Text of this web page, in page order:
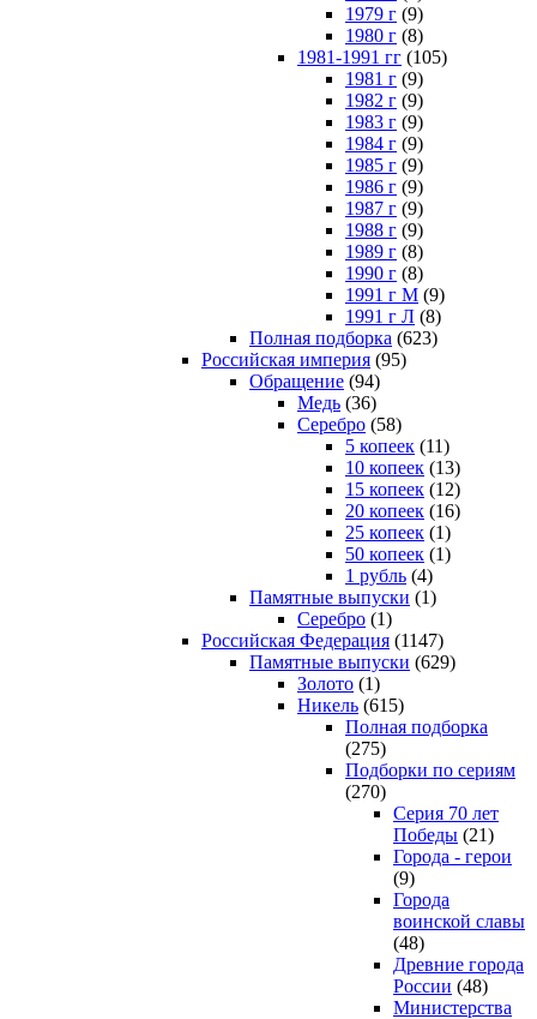
1979 г (9)
1980 г (8)
1981-1991 гг (105)
1981 г (9)
1982 г (9)
1983 г (9)
1984 г (9)
1985 г (9)
1986 г (9)
1987 г (9)
1988 г (9)
1989 г (8)
1990 г (8)
1991 г М (9)
1991 г Л (8)
Полная подборка (623)
Российская империя (95)
Обращение (94)
Медь (36)
Серебро (58)
5 копеек (11)
10 копеек (13)
15 копеек (12)
20 копеек (16)
25 копеек (1)
50 копеек (1)
1 рубль (4)
Памятные выпуски (1)
Серебро (1)
Российская Федерация (1147)
Памятные выпуски (629)
Золото (1)
Никель (615)
Полная подборка
(275)
Подборки по сериям
(270)
Серия 70 лет
Победы (21)
Города - герои
(9)
Города
воинской славы
(48)
Древние города
России (48)
Министерства